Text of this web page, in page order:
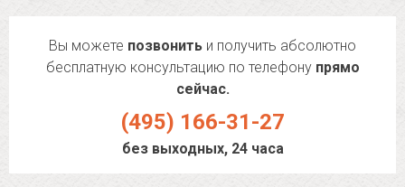
Вы можете позвонить и получить абсолютно
бесплатную консультацию по телефону прямо
сейчас.
(495) 166-31-27
без выходных, 24 часа